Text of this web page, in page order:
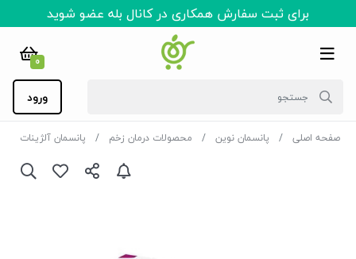
برای ثبت سفارش همکاری در کانال بله عضو شوید
0
ورود
صفحه اصلی پانسمان نوین محصولات درمان زخم پانسمان آلژینات